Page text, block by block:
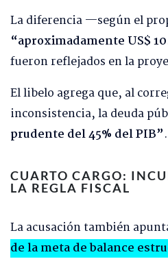
La diferencia —según el
“aproximadamente US$
fueron reflejados en la
El libelo agrega que, al
inconsistencia, la deuda
prudente del 45% del PIB”.
CUARTO CARGO:
LA REGLA FISCAL
La acusación también
de la meta de balance